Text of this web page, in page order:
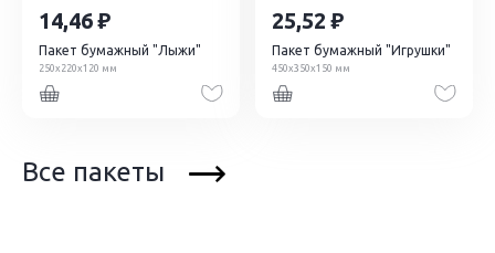
14,46
Пакет бумажный "Лыжи"
250х220х120 мм
25,52
Пакет бумажный "Игрушки"
450х350х150 мм
Все пакеты